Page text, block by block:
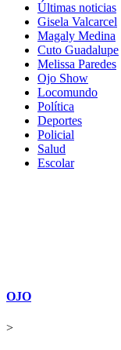
Últimas noticias
Gisela Valcarcel
Magaly Medina
Cuto Guadalupe
Melissa Paredes
Ojo Show
Locomundo
Política
Deportes
Policial
Salud
Escolar
OJO
>